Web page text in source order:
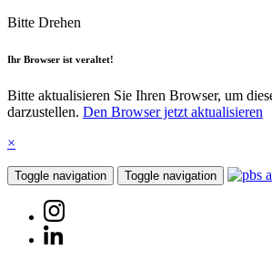
Bitte Drehen
Ihr Browser ist veraltet!
Bitte aktualisieren Sie Ihren Browser, um
darzustellen. Den Browser jetzt aktualisieren
×
Toggle navigation Toggle navigation